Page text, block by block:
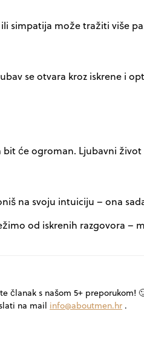
simpatija može tražiti više
se otvara kroz iskrene i
će ogroman. Ljubavni
na svoju intuiciju – ona
od iskrenih razgovora –
s našom 5+ preporukom!
na mail info@aboutmen.hr .